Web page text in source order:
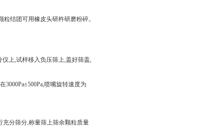
结团可用橡皮头研杵研磨粉碎。
上,试样移入负压筛上,盖好筛盖,
喷嘴旋转速度为
充分筛分,称量筛上筛余颗粒质量